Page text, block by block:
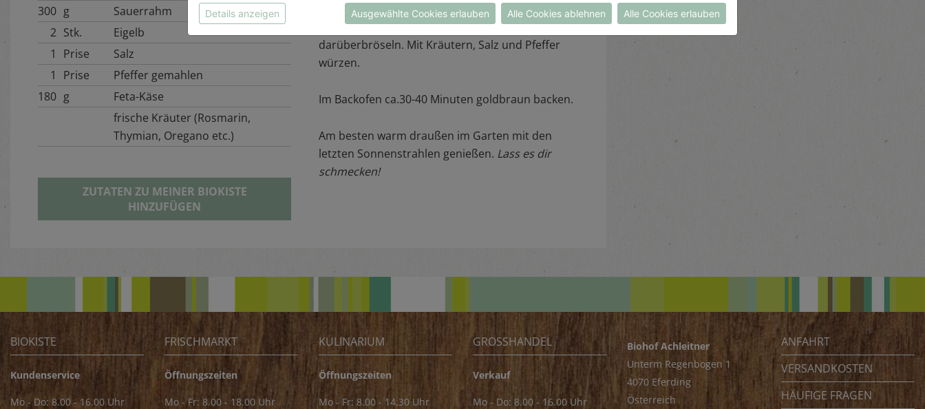
300 g
Sauerrahm
2 Stk.
Eigelb
1
Prise
Salz
1
Prise
Pfeffer gemahlen
180 g
Feta-Käse
frische Kräuter (Rosmarin,
Thymian, Oregano etc.)
ZUTATEN ZU MEINER BIOKISTE
HINZUFÜGEN
Zwetschken in die Tarteform einschichten, das
Sauerrahmgemisch darübergießen und den Feta
darüberbröseln. Mit Kräutern, Salz und Pfeffer
würzen.
Im Backofen ca.30-40 Minuten goldbraun backen.
Am besten warm draußen im Garten mit den
letzten Sonnenstrahlen genießen. Lass es dir
schmecken!
BIOKISTE
Kundenservice
Mo - Do: 8.00 - 16.00 Uhr
FRISCHMARKT
Öffnungszeiten
Mo - Fr: 8.00 - 18.00 Uhr
KULINARIUM
Öffnungszeiten
Mo - Fr: 8.00 - 14.30 Uhr
GROSSHANDEL
Verkauf
Mo - Do: 8.00 - 16.00 Uhr
Biohof Achleitner
Unterm Regenbogen 1
4070 Eferding
Österreich
ANFAHRT
VERSANDKOSTEN
HÄUFIGE FRAGEN
Details anzeigen Ausgewählte Cookies erlauben Alle Cookies ablehnen Alle Cookies erlauben